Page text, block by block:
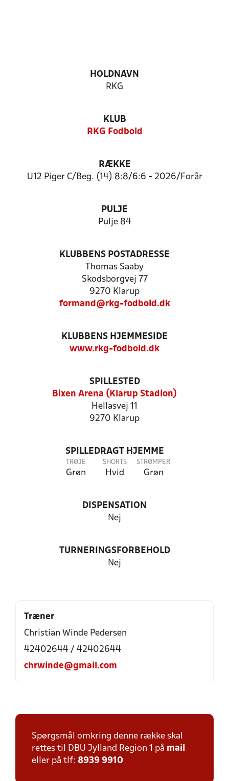
HOLDNAVN
RKG
KLUB
RKG Fodbold
RÆKKE
U12 Piger C/Beg. (14) 8:8/6:6 - 2026/Forår
PULJE
Pulje 84
KLUBBENS POSTADRESSE
Thomas Saaby
Skodsborgvej 77
9270 Klarup
formand@rkg-fodbold.dk
KLUBBENS HJEMMESIDE
www.rkg-fodbold.dk
SPILLESTED
Bixen Arena (Klarup Stadion)
Hellasvej 11
9270 Klarup
SPILLEDRAGT HJEMME
TRØJE
Grøn
SHORTS
Hvid
STRØMPER
Grøn
DISPENSATION
Nej
TURNERINGSFORBEHOLD
Nej
Træner
Christian Winde Pedersen
42402644 / 42402644
chrwinde@gmail.com
Spørgsmål omkring denne række skal
rettes til DBU Jylland Region 1 på mail
eller på tlf: 8939 9910